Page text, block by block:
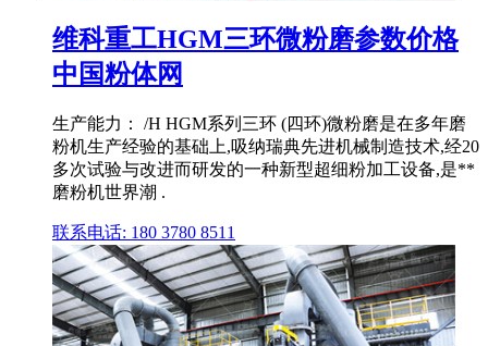
维科重工HGM三环微粉磨参数价格
中国粉体网
生产能力： /H HGM系列三环 (四环)微粉磨是在多年磨
粉机生产经验的基础上,吸纳瑞典先进机械制造技术,经20
多次试验与改进而研发的一种新型超细粉加工设备,是**
磨粉机世界潮 .
联系电话: 180 3780 8511